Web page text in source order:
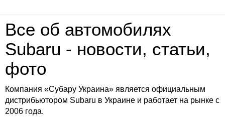
Все об автомобилях
Subaru - новости, статьи,
фото
Компания «Субару Украина» является официальным
дистрибьютором Subaru в Украине и работает на рынке с
2006 года.